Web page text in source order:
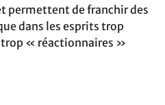
permettent de franchir des
dans les esprits trop
« réactionnaires »